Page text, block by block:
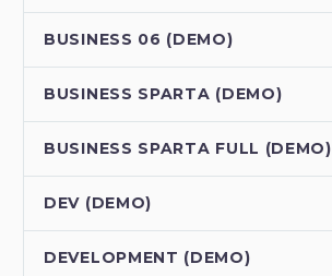
BUSINESS 06 (DEMO)
BUSINESS SPARTA (DEMO)
BUSINESS SPARTA FULL (DEMO)
DEV (DEMO)
DEVELOPMENT (DEMO)